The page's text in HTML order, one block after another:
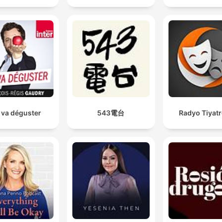
va déguster 543電台 Radyo